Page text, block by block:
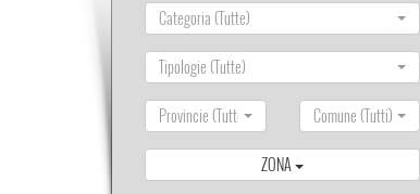
Categoria (Tutte)
Tipologie (Tutte)
Provincie (Tutte) Comune (Tutti)
ZONA